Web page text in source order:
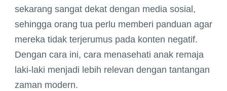
sekarang sangat dekat dengan media sosial,
sehingga orang tua perlu memberi panduan agar
mereka tidak terjerumus pada konten negatif.
Dengan cara ini, cara menasehati anak remaja
laki-laki menjadi lebih relevan dengan tantangan
zaman modern.